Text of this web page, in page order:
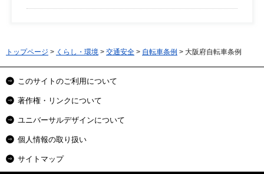
トップページ > くらし・環境 > 交通安全 > 自転車条例 > 大阪府自転車条例
このサイトのご利用について
著作権・リンクについて
ユニバーサルデザインについて
個人情報の取り扱い
サイトマップ